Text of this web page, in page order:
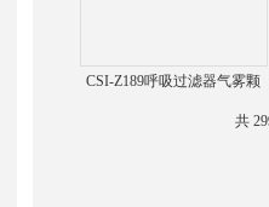
CSI-Z189呼吸过滤器气雾颗
共